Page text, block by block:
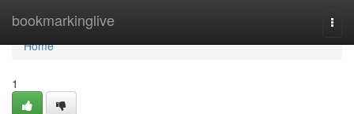
bookmarkinglive
Home
Home
1